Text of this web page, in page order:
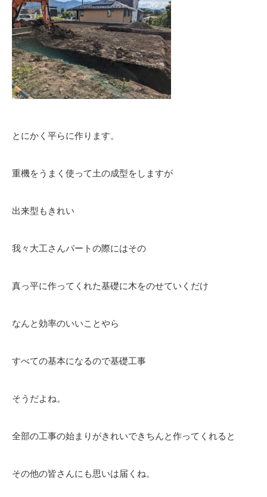
とにかく平らに作ります。
重機をうまく使って土の成型をしますが
出来型もきれい
我々大工さんパートの際にはその
真っ平に作ってくれた基礎に木をのせていくだけ
なんと効率のいいことやら
すべての基本になるので基礎工事
そうだよね。
全部の工事の始まりがきれいできちんと作ってくれると
その他の皆さんにも思いは届くね。